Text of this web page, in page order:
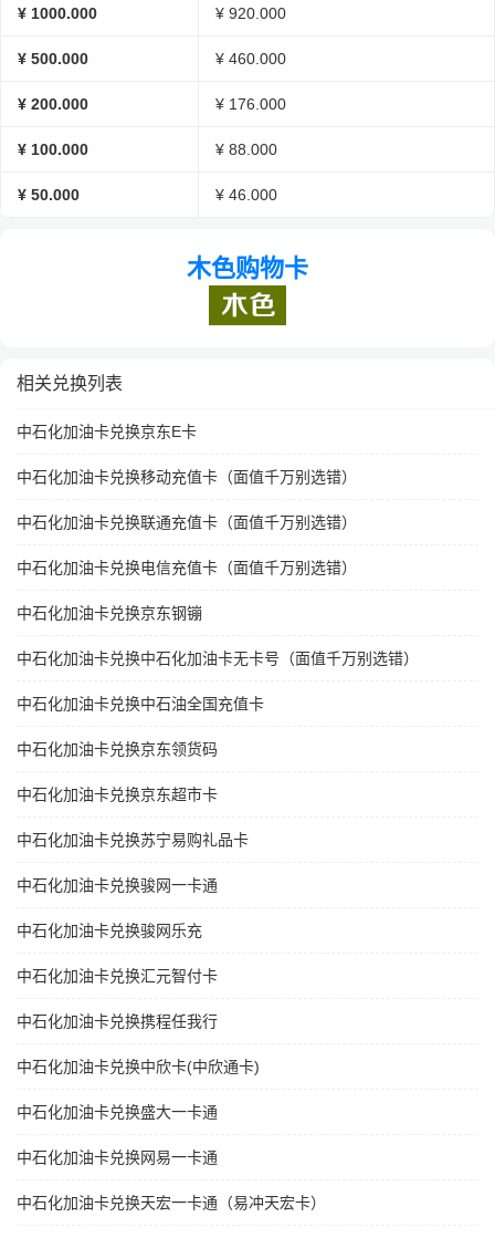
¥ 1000.000 ¥ 920.000
¥ 500.000 ¥ 460.000
¥ 200.000 ¥ 176.000
¥ 100.000 ¥ 88.000
¥ 50.000 ¥ 46.000
木色购物卡
相关兑换列表
中石化加油卡兑换京东E卡
中石化加油卡兑换移动充值卡（面值千万别选错）
中石化加油卡兑换联通充值卡（面值千万别选错）
中石化加油卡兑换电信充值卡（面值千万别选错）
中石化加油卡兑换京东钢镚
中石化加油卡兑换中石化加油卡无卡号（面值千万别选错）
中石化加油卡兑换中石油全国充值卡
中石化加油卡兑换京东领货码
中石化加油卡兑换京东超市卡
中石化加油卡兑换苏宁易购礼品卡
中石化加油卡兑换骏网一卡通
中石化加油卡兑换骏网乐充
中石化加油卡兑换汇元智付卡
中石化加油卡兑换携程任我行
中石化加油卡兑换中欣卡(中欣通卡)
中石化加油卡兑换盛大一卡通
中石化加油卡兑换网易一卡通
中石化加油卡兑换天宏一卡通（易冲天宏卡）